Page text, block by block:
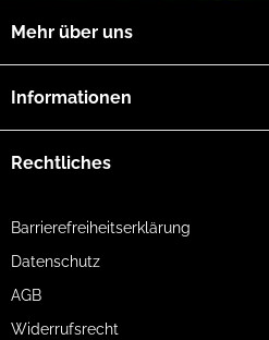
Mehr über uns
Informationen
Rechtliches
Barrierefreiheitserklärung
Datenschutz
AGB
Widerrufsrecht